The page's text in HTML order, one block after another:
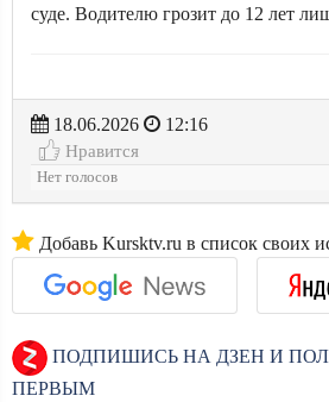
суде. Водителю грозит до 12 лет
18.06.2026
12:16
Нравится
Нет голосов
Добавь Kursktv.ru в список своих
ПОДПИШИСЬ НА ДЗЕН И
ПЕРВЫМ